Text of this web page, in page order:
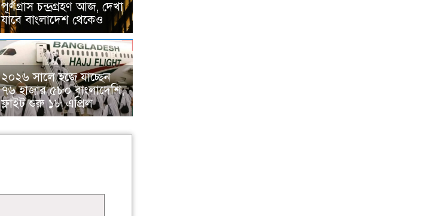
পূর্ণগ্রাস চন্দ্রগ্রহণ আজ, দেখা
যাবে বাংলাদেশ থেকেও
২০২৬ সালে হজে যাচ্ছেন
৭৬ হাজার ৫৮০ বাংলাদেশি,
ফ্লাইট শুরু ১৮ এপ্রিল